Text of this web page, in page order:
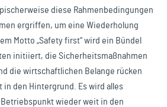
diese Rahmenbedingungen
ergriffen, um eine Wiederholung
Motto „Safety first“ wird ein Bündel
initiiert, die Sicherheitsmaßnahmen
die wirtschaftlichen Belange rücken
in den Hintergrund. Es wird alles
wieder weit in den